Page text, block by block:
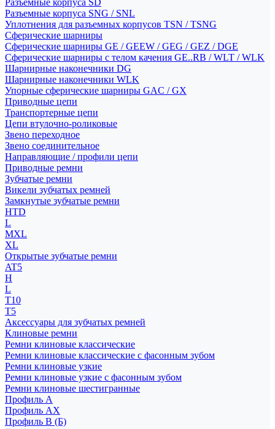
Разъемные корпуса SD
Разъемные корпуса SNG / SNL
Уплотнения для разъемных корпусов TSN / TSNG
Сферические шарниры
Сферические шарниры GE / GEEW / GEG / GEZ / DGE
Сферические шарниры с телом качения GE..RB / WLT / WLK
Шарнирные наконечники DG
Шарнирные наконечники WLK
Упорные сферические шарниры GAC / GX
Приводные цепи
Транспортерные цепи
Цепи втулочно-роликовые
Звено переходное
Звено соединительное
Направляющие / профили цепи
Приводные ремни
Зубчатые ремни
Викели зубчатых ремней
Замкнутые зубчатые ремни
HTD
L
MXL
XL
Открытые зубчатые ремни
AT5
H
L
T10
T5
Аксессуары для зубчатых ремней
Клиновые ремни
Ремни клиновые классические
Ремни клиновые классические с фасонным зубом
Ремни клиновые узкие
Ремни клиновые узкие с фасонным зубом
Ремни клиновые шестигранные
Профиль A
Профиль AX
Профиль B (Б)